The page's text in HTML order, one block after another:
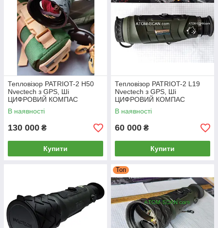
Тепловізор PATRIOT-2 H50
Nvectech з GPS, Ші
ЦИФРОВИЙ КОМПАС
НАВІГАЦІЯ АЛЬТИМЕТР
ВИСОТОМІР ДАЛЬНОМІР
В наявності
130 000 ₴
Купити
Тепловізор PATRIOT-2 L19
Nvectech з GPS, Ші
ЦИФРОВИЙ КОМПАС
НАВІГАЦІЯ АЛЬТИМЕТР
ВИСОТОМІР ДАЛЬНОМІР
В наявності
60 000 ₴
Купити
Топ